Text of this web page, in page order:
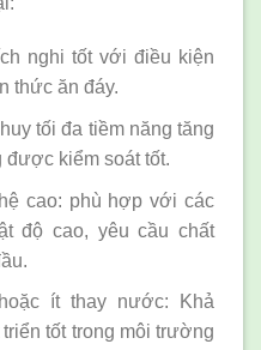
nghi tốt với điều kiện
thức ăn đáy.
tối đa tiềm năng tăng
kiểm soát tốt.
cao: phù hợp với các
độ cao, yêu cầu chất
ít thay nước: Khả
tốt trong môi trường